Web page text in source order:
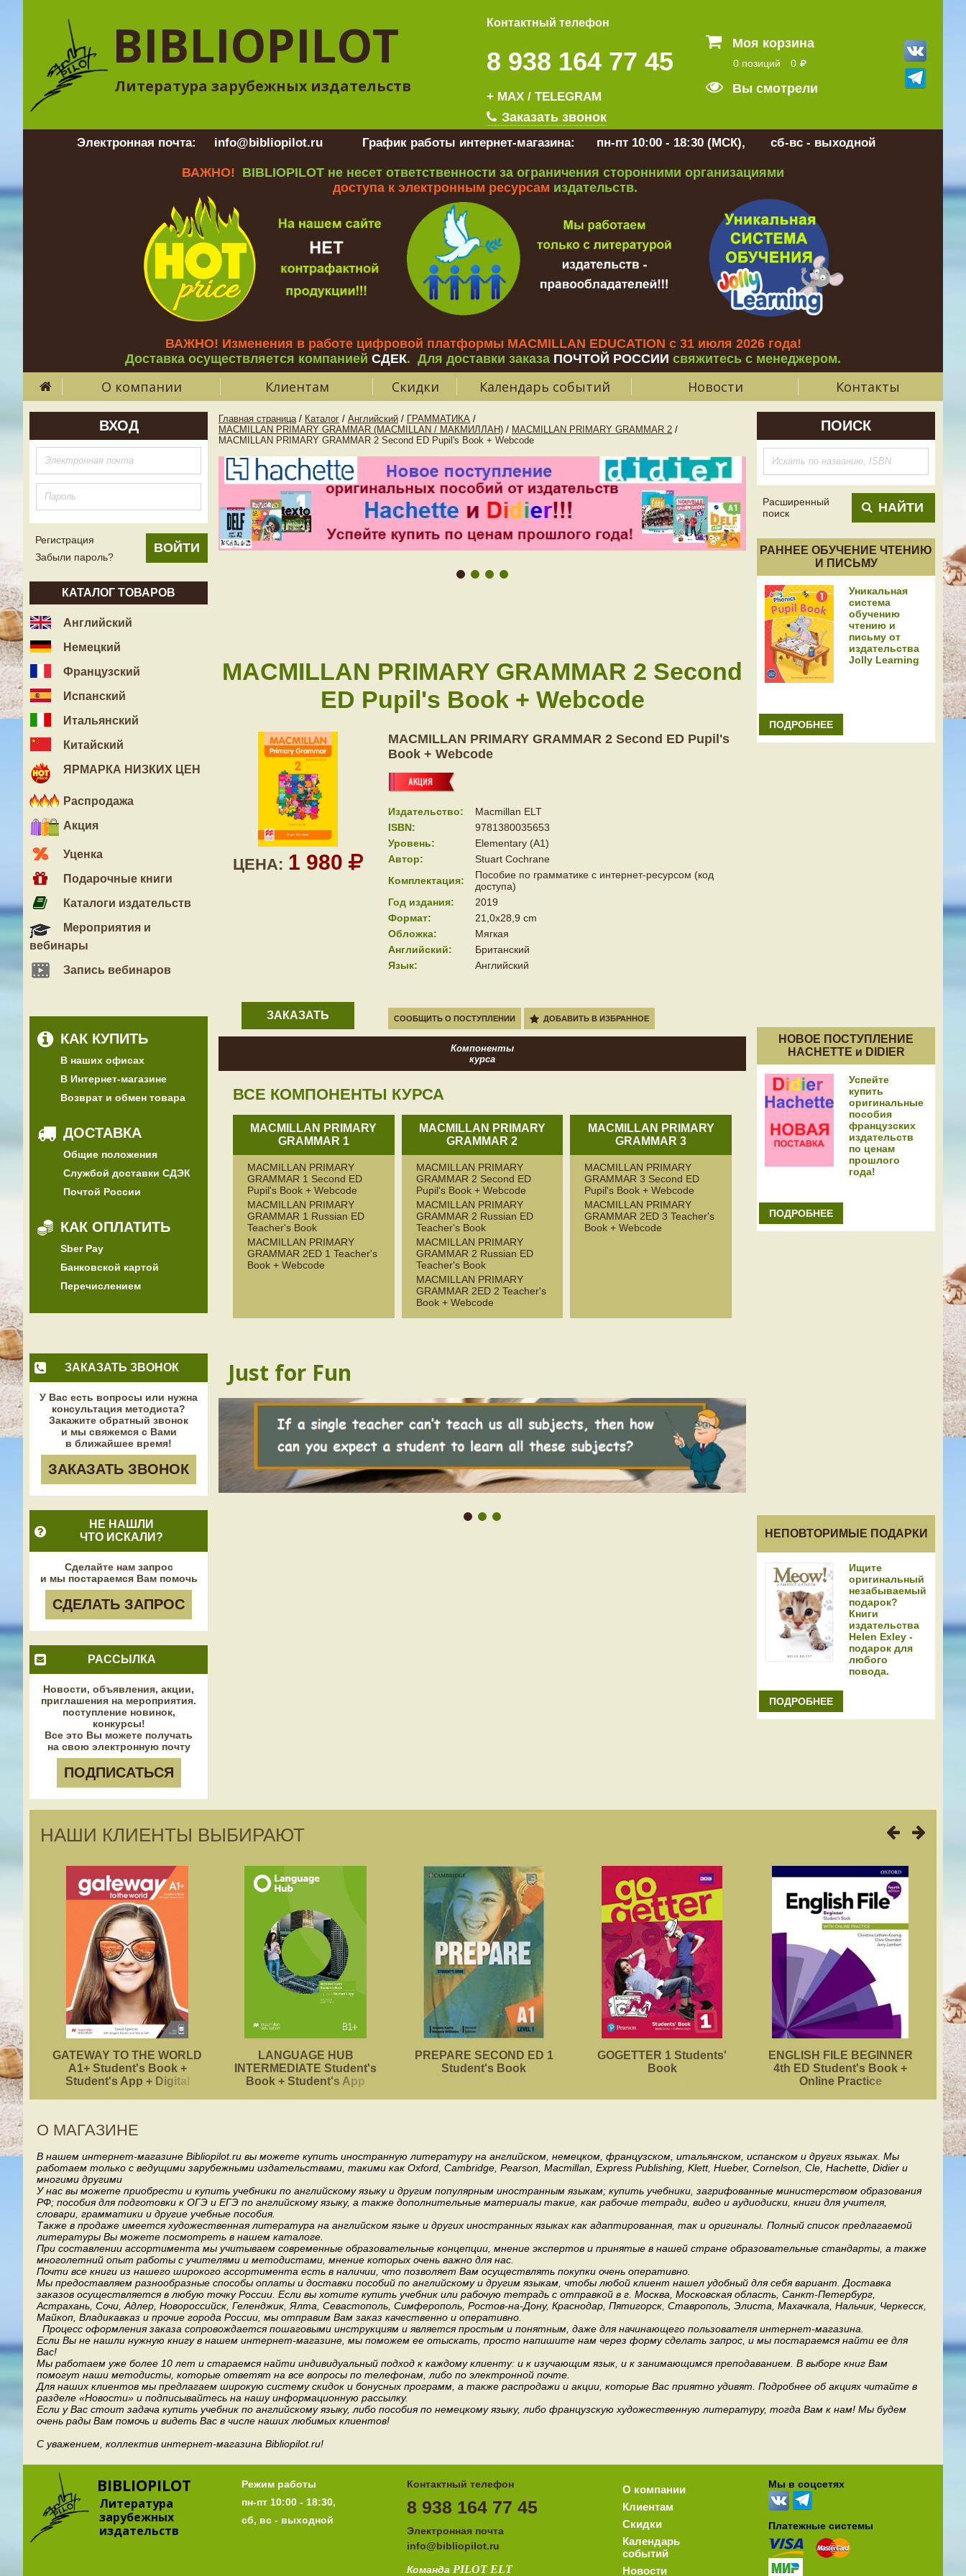
BIBLIOPILOT
Литература зарубежных издательств
Контактный телефон
8 938 164 77 45
+ MAX / TELEGRAM
Заказать звонок
Моя корзина
0 позиций 0
Вы смотрели
Электронная почта: info@bibliopilot.ru График работы интернет-магазина: пн-пт 10:00 - 18:30 (МСК), сб-вс - выходной
ВАЖНО! BIBLIOPILOT не несет ответственности за ограничения сторонними организациями
доступа к электронным ресурсам издательств.
ВАЖНО! Изменения в работе цифровой платформы MACMILLAN EDUCATION с 31 июля 2026 года!
Доставка осуществляется компанией СДЕК. Для доставки заказа ПОЧТОЙ РОССИИ свяжитесь с менеджером.
О компании Клиентам Скидки Календарь событий Новости Контакты
ВХОД
Регистрация
Забыли пароль?
КАТАЛОГ ТОВАРОВ
Английский
Немецкий
Французский
Испанский
Итальянский
Китайский
ЯРМАРКА НИЗКИХ ЦЕН
Распродажа
Акция
Уценка
Подарочные книги
Каталоги издательств
Мероприятия и
вебинары
Запись вебинаров
КАК КУПИТЬ
В наших офисах
В Интернет-магазине
Возврат и обмен товара
ДОСТАВКА
Общие положения
Службой доставки СДЭК
Почтой России
КАК ОПЛАТИТЬ
Sber Pay
Банковской картой
Перечислением
ЗАКАЗАТЬ ЗВОНОК
У Вас есть вопросы или нужна
консультация методиста?
Закажите обратный звонок
и мы свяжемся с Вами
в ближайшее время!
ЗАКАЗАТЬ ЗВОНОК
НЕ НАШЛИ
ЧТО ИСКАЛИ?
Сделайте нам запрос
и мы постараемся Вам помочь
СДЕЛАТЬ ЗАПРОС
РАССЫЛКА
Новости, объявления, акции,
приглашения на мероприятия.
поступление новинок,
конкурсы!
Все это Вы можете получать
на свою электронную почту
ПОДПИСАТЬСЯ
Главная страница / Каталог / Английский / ГРАММАТИКА /
MACMILLAN PRIMARY GRAMMAR (MACMILLAN / МАКМИЛЛАН) / MACMILLAN PRIMARY GRAMMAR 2 /
MACMILLAN PRIMARY GRAMMAR 2 Second ED Pupil's Book + Webcode
MACMILLAN PRIMARY GRAMMAR 2 Second
ED Pupil's Book + Webcode
ЦЕНА: 1 980
MACMILLAN PRIMARY GRAMMAR 2 Second ED Pupil's
Book + Webcode
Издательство:
Macmillan ELT
ISBN:
9781380035653
Уровень:
Elementary (A1)
Автор:
Stuart Cochrane
Комплектация:
Пособие по грамматике с интернет-ресурсом (код
доступа)
Год издания:
2019
Формат:
21,0x28,9 cm
Обложка:
Мягкая
Английский:
Британский
Язык:
Английский
ЗАКАЗАТЬ СООБЩИТЬ О ПОСТУПЛЕНИИ ДОБАВИТЬ В ИЗБРАННОЕ
Компоненты
курса
ВСЕ КОМПОНЕНТЫ КУРСА
MACMILLAN PRIMARY
GRAMMAR 1
MACMILLAN PRIMARY
GRAMMAR 1 Second ED
Pupil's Book + Webcode
MACMILLAN PRIMARY
GRAMMAR 1 Russian ED
Teacher's Book
MACMILLAN PRIMARY
GRAMMAR 2ED 1 Teacher's
Book + Webcode
MACMILLAN PRIMARY
GRAMMAR 2
MACMILLAN PRIMARY
GRAMMAR 2 Second ED
Pupil's Book + Webcode
MACMILLAN PRIMARY
GRAMMAR 2 Russian ED
Teacher's Book
MACMILLAN PRIMARY
GRAMMAR 2 Russian ED
Teacher's Book
MACMILLAN PRIMARY
GRAMMAR 2ED 2 Teacher's
Book + Webcode
MACMILLAN PRIMARY
GRAMMAR 3
MACMILLAN PRIMARY
GRAMMAR 3 Second ED
Pupil's Book + Webcode
MACMILLAN PRIMARY
GRAMMAR 2ED 3 Teacher's
Book + Webcode
Just for Fun
ПОИСК
Расширенный
поиск
НАЙТИ
РАННЕЕ ОБУЧЕНИЕ ЧТЕНИЮ
И ПИСЬМУ
Уникальная
система
обучению
чтению и
письму от
издательства
Jolly Learning
ПОДРОБНЕЕ
НОВОЕ ПОСТУПЛЕНИЕ
HACHETTE и DIDIER
Успейте
купить
оригинальные
пособия
французских
издательств
по ценам
прошлого
года!
ПОДРОБНЕЕ
НЕПОВТОРИМЫЕ ПОДАРКИ
Ищите
оригинальный
незабываемый
подарок?
Книги
издательства
Helen Exley -
подарок для
любого
повода.
ПОДРОБНЕЕ
НАШИ КЛИЕНТЫ ВЫБИРАЮТ
GATEWAY TO THE WORLD
A1+ Student's Book +
Student's App + Digital
LANGUAGE HUB
INTERMEDIATE Student's
Book + Student's App
PREPARE SECOND ED 1
Student's Book
GOGETTER 1 Students'
Book
ENGLISH FILE BEGINNER
4th ED Student's Book +
Online Practice
О МАГАЗИНЕ
В нашем интернет-магазине Bibliopilot.ru вы можете купить иностранную литературу на английском, немецком, французском, итальянском, испанском и других языках. Мы
работаем только с ведущими зарубежными издательствами, такими как Oxford, Cambridge, Pearson, Macmillan, Express Publishing, Klett, Hueber, Cornelson, Cle, Hachette, Didier и
многими другими
У нас вы можете приобрести и купить учебники по английскому языку и другим популярным иностранным языкам; купить учебники, загрифованные министерством образования
РФ; пособия для подготовки к ОГЭ и ЕГЭ по английскому языку, а также дополнительные материалы такие, как рабочие тетради, видео и аудиодиски, книги для учителя,
словари, грамматики и другие учебные пособия.
Также в продаже имеется художественная литература на английском языке и других иностранных языках как адаптированная, так и оригиналы. Полный список предлагаемой
литературы Вы можете посмотреть в нашем каталоге.
При составлении ассортимента мы учитываем современные образовательные концепции, мнение экспертов и принятые в нашей стране образовательные стандарты, а также
многолетний опыт работы с учителями и методистами, мнение которых очень важно для нас.
Почти все книги из нашего широкого ассортимента есть в наличии, что позволяет Вам осуществлять покупки очень оперативно.
Мы предоставляем разнообразные способы оплаты и доставки пособий по английскому и другим языкам, чтобы любой клиент нашел удобный для себя вариант. Доставка
заказов осуществляется в любую точку России. Если вы хотите купить учебник или рабочую тетрадь с отправкой в г. Москва, Московская область, Санкт-Петербург,
Астрахань, Сочи, Адлер, Новороссийск, Геленджик, Ялта, Севастополь, Симферополь, Ростов-на-Дону, Краснодар, Пятигорск, Ставрополь, Элиста, Махачкала, Нальчик, Черкесск,
Майкоп, Владикавказ и прочие города России, мы отправим Вам заказ качественно и оперативно.
Процесс оформления заказа сопровождается пошаговыми инструкциям и является простым и понятным, даже для начинающего пользователя интернет-магазина.
Если Вы не нашли нужную книгу в нашем интернет-магазине, мы поможем ее отыскать, просто напишите нам через форму сделать запрос, и мы постараемся найти ее для
Вас!
Мы работаем уже более 10 лет и стараемся найти индивидуальный подход к каждому клиенту: и к изучающим язык, и к занимающимся преподаванием. В выборе книг Вам
помогут наши методисты, которые ответят на все вопросы по телефонам, либо по электронной почте.
Для наших клиентов мы предлагаем широкую систему скидок и бонусных программ, а также распродажи и акции, которые Вас приятно удивят. Подробнее об акциях читайте в
разделе «Новости» и подписывайтесь на нашу информационную рассылку.
Если у Вас стоит задача купить учебник по английскому языку, либо пособия по немецкому языку, либо французскую художественную литературу, тогда Вам к нам! Мы будем
очень рады Вам помочь и видеть Вас в числе наших любимых клиентов!
С уважением, коллектив интернет-магазина Bibliopilot.ru!
BIBLIOPILOT
Литература
зарубежных
издательств
Режим работы
пн-пт 10:00 - 18:30,
сб, вс - выходной
Контактный телефон
8 938 164 77 45
Электронная почта
info@bibliopilot.ru
Команда PILOT ELT
О компании
Клиентам
Скидки
Календарь
событий
Новости
Мы в соцсетях
Платежные системы